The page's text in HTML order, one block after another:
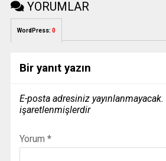
YORUMLAR
WordPress: 0
Bir yanıt yazın
E-posta adresiniz yayınlanmayacak.
işaretlenmişlerdir
Yorum *